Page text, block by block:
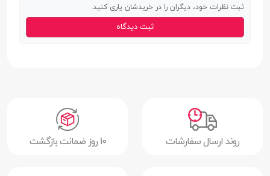
خروجی
شدت جریان
ثبت نظرات خود، دیگران را در خریدشان یاری کنید.
ثبت دیدگاه
روند ارسال سفارشات 10 روز ضمانت بازگشت